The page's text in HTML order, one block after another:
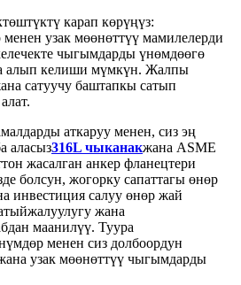
карап көрүңүз:
узак мөөнөттүү мамилелерди
чыгымдарды үнөмдөөгө
алып келиши мүмкүн. Жалпы
сатуучу баштапкы сатып
аткаруу менен, сиз эң
аласыз316L чыканакжана ASME
жасалган анкер фланецтери
болсун, жогорку сапаттагы өнөр
инвестиция салуу өнөр жай
жана
маанилүү. Туура
менен сиз долбоордун
узак мөөнөттүү чыгымдарды